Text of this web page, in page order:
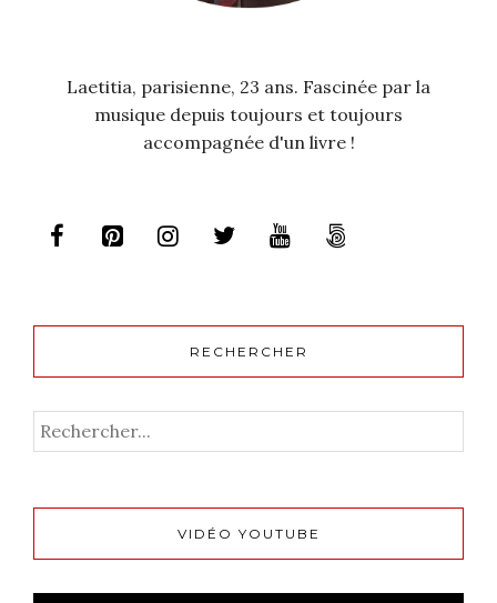
Laetitia, parisienne, 23 ans. Fascinée par la
musique depuis toujours et toujours
accompagnée d'un livre !
RECHERCHER
VIDÉO YOUTUBE